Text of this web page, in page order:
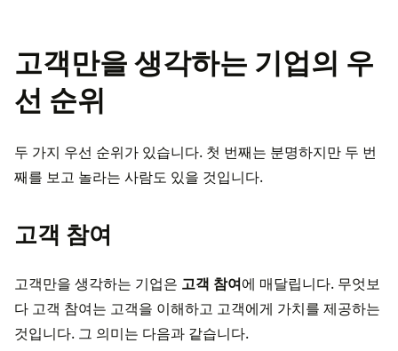
고객만을 생각하는 기업의 우
선 순위
두 가지 우선 순위가 있습니다. 첫 번째는 분명하지만 두 번
째를 보고 놀라는 사람도 있을 것입니다.
고객 참여
고객만을 생각하는 기업은 고객 참여에 매달립니다. 무엇보
다 고객 참여는 고객을 이해하고 고객에게 가치를 제공하는
것입니다. 그 의미는 다음과 같습니다.